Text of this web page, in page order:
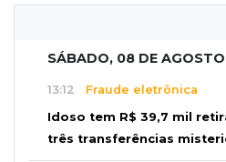
SÁBADO, 08 DE AGOSTO
13:12 Fraude eletrônica
Idoso tem R$ 39,7 mil
três transferências